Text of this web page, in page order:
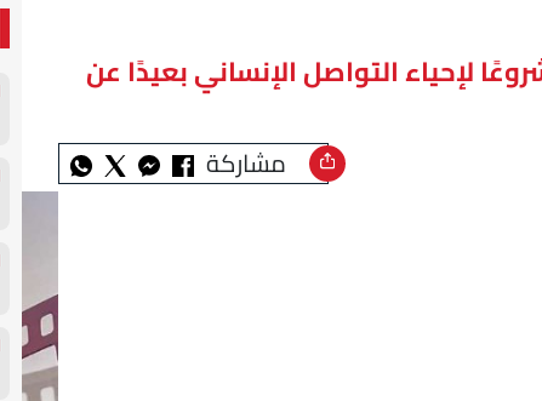
لإحياء التواصل الإنساني بعيدًا عن
مشاركة